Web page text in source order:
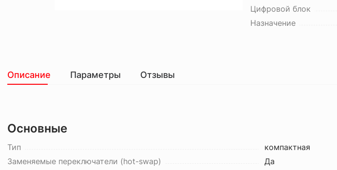
Цифровой блок
Назначение
Описание Параметры Отзывы
Основные
Тип
компактная
Заменяемые переключатели (hot-swap)
Да